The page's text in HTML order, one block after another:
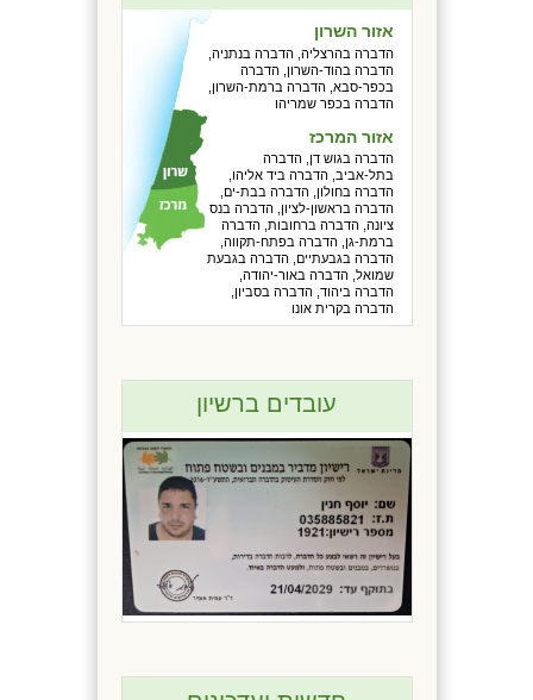
אזור השרון
הדברה בהרצליה, הדברה בנתניה,
הדברה בהוד-השרון, הדברה
בכפר-סבא, הדברה ברמת-השרון,
הדברה בכפר שמריהו
אזור המרכז
הדברה בגוש דן, הדברה
בתל-אביב, הדברה ביד אליהו,
הדברה בחולון, הדברה בבת-ים,
הדברה בראשון-לציון, הדברה בנס
ציונה, הדברה ברחובות, הדברה
ברמת-גן, הדברה בפתח-תקווה,
הדברה בגבעתיים, הדברה בגבעת
שמואל, הדברה באור-יהודה,
הדברה ביהוד, הדברה בסביון,
הדברה בקרית אונו
עובדים ברשיון